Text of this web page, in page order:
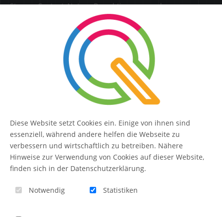
Steuere Content, Nutzer, Berechtigungen und
Erweiterungen zentral in einer Lösung.
QUIQQER
Themen-Übersicht
Diese Website setzt Cookies ein. Einige von ihnen sind
essenziell, während andere helfen die Webseite zu
verbessern und wirtschaftlich zu betreiben. Nähere
Hinweise zur Verwendung von Cookies auf dieser Website,
finden sich in der Datenschutzerklärung.
Notwendig Statistiken